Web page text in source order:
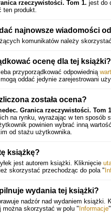
rzeczywistości. Tom 1. jest do
ten produkt.
najnowsze wiadomości
komunikatów należy
ocenę dla tej książki?
przyporządkować odpowiednią
oddać jedynie zarejestrowani
została ocena?
Granica rzeczywistości. Tom
na rynku, wyrażając w ten
powinien wybrać inną
od stażu użytkownika.
książkę?
jest autorem książki. Kliknięcie
skorzystać przechodząc do pola "
wydania tej książki?
nadzór nad wydaniem
skorzystać w polu " Informacje